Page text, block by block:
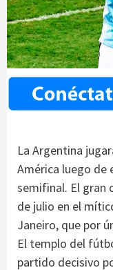
La Argentina
América luego de
semifinal. El gran
de julio en el
Janeiro, que por
El templo del
partido decisivo